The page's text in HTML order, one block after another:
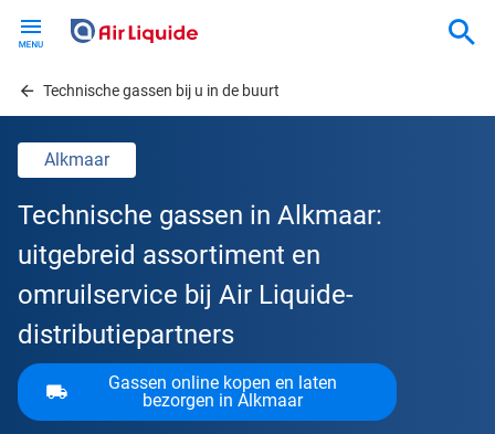
contentTechnische gassen bij u in de buurt
Alkmaar
Technische gassen in Alkmaar:
uitgebreid assortiment en
omruilservice bij Air Liquide-
distributiepartners
Gassen online kopen en laten
bezorgen in Alkmaar